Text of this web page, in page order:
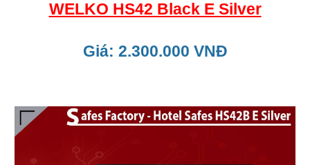
WELKO HS42 Black E Silver
Giá: 2.300.000 VNĐ